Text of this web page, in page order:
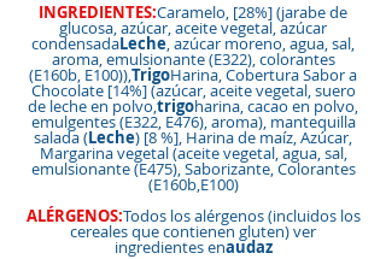
INGREDIENTES:Caramelo, [28%] (jarabe de
glucosa, azúcar, aceite vegetal, azúcar
condensadaLeche, azúcar moreno, agua, sal,
aroma, emulsionante (E322), colorantes
(E160b, E100)),TrigoHarina, Cobertura Sabor a
Chocolate [14%] (azúcar, aceite vegetal, suero
de leche en polvo,trigoharina, cacao en polvo,
emulgentes (E322, E476), aroma), mantequilla
salada (Leche) [8 %], Harina de maíz, Azúcar,
Margarina vegetal (aceite vegetal, agua, sal,
emulsionante (E475), Saborizante, Colorantes
(E160b,E100)
ALÉRGENOS:Todos los alérgenos (incluidos los
cereales que contienen gluten) ver
ingredientes enaudaz